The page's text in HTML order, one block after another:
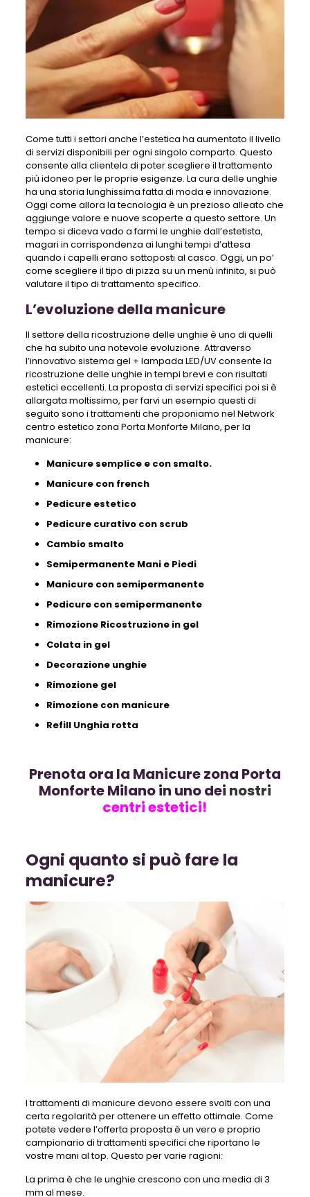
Come tutti i settori anche l’estetica ha aumentato il livello
di servizi disponibili per ogni singolo comparto. Questo
consente alla clientela di poter scegliere il trattamento
più idoneo per le proprie esigenze. La cura delle unghie
ha una storia lunghissima fatta di moda e innovazione.
Oggi come allora la tecnologia è un prezioso alleato che
aggiunge valore e nuove scoperte a questo settore. Un
tempo si diceva vado a farmi le unghie dall’estetista,
magari in corrispondenza ai lunghi tempi d’attesa
quando i capelli erano sottoposti al casco. Oggi, un po’
come scegliere il tipo di pizza su un menù infinito, si può
valutare il tipo di trattamento specifico.
L’evoluzione della manicure
Il settore della ricostruzione delle unghie è uno di quelli
che ha subito una notevole evoluzione. Attraverso
l’innovativo sistema gel + lampada LED/UV consente la
ricostruzione delle unghie in tempi brevi e con risultati
estetici eccellenti. La proposta di servizi specifici poi si è
allargata moltissimo, per farvi un esempio questi di
seguito sono i trattamenti che proponiamo nel Network
centro estetico zona Porta Monforte Milano, per la
manicure:
Manicure semplice e con smalto.
Manicure con french
Pedicure estetico
Pedicure curativo con scrub
Cambio smalto
Semipermanente Mani e Piedi
Manicure con semipermanente
Pedicure con semipermanente
Rimozione Ricostruzione in gel
Colata in gel
Decorazione unghie
Rimozione gel
Rimozione con manicure
Refill Unghia rotta
Prenota ora la Manicure zona Porta
Monforte Milano in uno dei nostri
centri estetici!
Ogni quanto si può fare la
manicure?
I trattamenti di manicure devono essere svolti con una
certa regolarità per ottenere un effetto ottimale. Come
potete vedere l’offerta proposta è un vero e proprio
campionario di trattamenti specifici che riportano le
vostre mani al top. Questo per varie ragioni:
La prima è che le unghie crescono con una media di 3
mm al mese.